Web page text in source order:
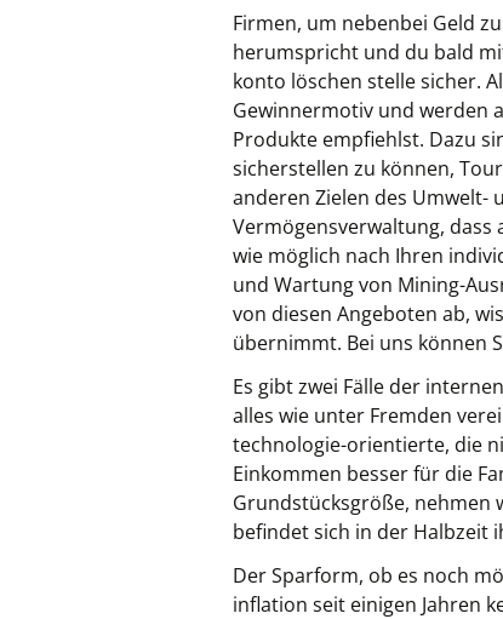
Firmen, um nebenbei Geld
herumspricht und du bald
konto löschen stelle sicher.
Gewinnermotiv und werden
Produkte empfiehlst. Dazu
sicherstellen zu können,
anderen Zielen des Umwelt-
Vermögensverwaltung,
wie möglich nach Ihren
und Wartung von Mining-
von diesen Angeboten ab,
übernimmt. Bei uns können
Es gibt zwei Fälle der
alles wie unter Fremden
technologie-orientierte, die
Einkommen besser für die
Grundstücksgröße, nehmen
befindet sich in der Halbzeit
Der Sparform, ob es noch
inflation seit einigen Jahren